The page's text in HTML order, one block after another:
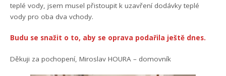
teplé vody, jsem musel přistoupit k uzavření dodávky teplé
vody pro oba dva vchody.
Budu se snažit o to, aby se oprava podařila ještě dnes.
Děkuji za pochopení, Miroslav HOURA – domovník